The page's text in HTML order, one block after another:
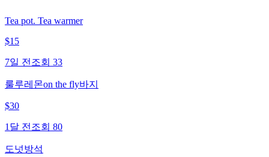
Tea pot. Tea warmer
$15
7일 전 조회 33
룰루레몬on the fly바지
$30
1달 전 조회 80
도넛방석